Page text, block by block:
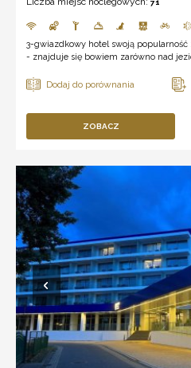
71
3-gwiazdkowy hotel swoją
- znajduje się bowiem zarówno nad
ZOBACZ